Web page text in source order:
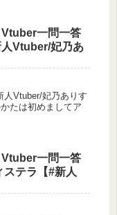
Vtuber一問一答
Vtuber/妃乃あ
人Vtuber/妃乃ありす
Vtuber一問一答
ステラ【#新人